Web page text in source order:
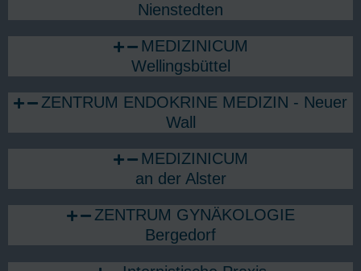
Nienstedten
MEDIZINICUM
Wellingsbüttel
ZENTRUM ENDOKRINE MEDIZIN - Neuer
Wall
MEDIZINICUM
an der Alster
ZENTRUM GYNÄKOLOGIE
Bergedorf